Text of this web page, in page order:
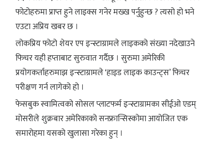
फोटोहरुमा प्राप्त हुने लाइक्स गनेर मख्ख पर्नुहुन्छ ? त्यसो हो भने
एउटा अप्रिय खबर छ ।
लोकप्रिय फोटो शेयर एप इन्स्टाग्रामले लाइकको संख्या नदेखाउने
फिचर यही हप्ताबाट सुरुवात गर्दैछ । सुरुमा अमेरिकी
प्रयोगकर्ताहरुमाझ इन्स्टाग्रामले ‘हाइड लाइक काउन्ट्स’ फिचर
परीक्षण गर्न लागेको हो ।
फेसबुक स्वामित्वको सोसल प्लाटफर्म इन्स्टाग्रामका सीईओ एडम्
मोसरीले शुक्रबार अमेरिकाको सनफ्रान्सिस्कोमा आयोजित एक
समारोहमा यसको खुलासा गरेका हुन् ।